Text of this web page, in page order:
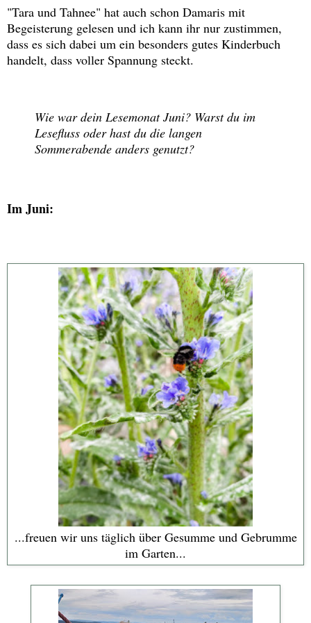
"Tara und Tahnee" hat auch schon Damaris mit
Begeisterung gelesen und ich kann ihr nur zustimmen,
dass es sich dabei um ein besonders gutes Kinderbuch
handelt, dass voller Spannung steckt.
Wie war dein Lesemonat Juni? Warst du im
Lesefluss oder hast du die langen
Sommerabende anders genutzt?
Im Juni:
...freuen wir uns täglich über Gesumme und Gebrumme
im Garten...